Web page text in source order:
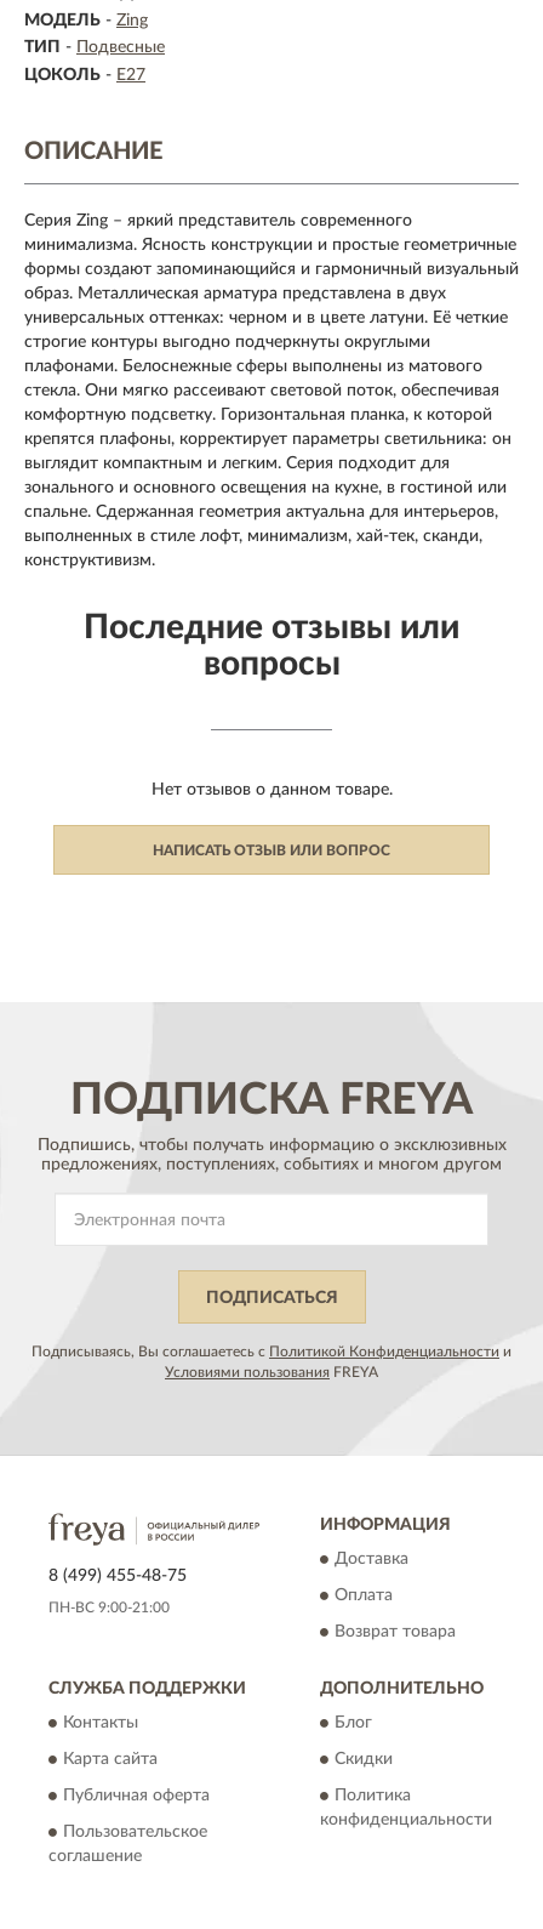
МОДЕЛЬ - Zing
ТИП -
Подвесные
ЦОКОЛЬ - E27
ОПИСАНИЕ
Серия Zing – яркий представитель современного
минимализма. Ясность конструкции и простые геометричные
формы создают запоминающийся и гармоничный визуальный
образ. Металлическая арматура представлена в двух
универсальных оттенках: черном и в цвете латуни. Её четкие
строгие контуры выгодно подчеркнуты округлыми
плафонами. Белоснежные сферы выполнены из матового
стекла. Они мягко рассеивают световой поток, обеспечивая
комфортную подсветку. Горизонтальная планка, к которой
крепятся плафоны, корректирует параметры светильника: он
выглядит компактным и легким. Серия подходит для
зонального и основного освещения на кухне, в гостиной или
спальне. Сдержанная геометрия актуальна для интерьеров,
выполненных в стиле лофт, минимализм, хай-тек, сканди,
конструктивизм.
Последние отзывы или
вопросы
Нет отзывов о данном товаре.
НАПИСАТЬ ОТЗЫВ ИЛИ ВОПРОС
ПОДПИСКА FREYA
Подпишись, чтобы получать информацию о эксклюзивных
предложениях, поступлениях, событиях и многом другом
ПОДПИСАТЬСЯ
Подписываясь, Вы соглашаетесь с Политикой Конфиденциальности и
Условиями пользования FREYA
8 (499) 455-48-75
ПН-ВС 9:00-21:00
ИНФОРМАЦИЯ
Доставка
Оплата
Возврат товара
СЛУЖБА ПОДДЕРЖКИ
Контакты
Карта сайта
Публичная оферта
Пользовательское
соглашение
ДОПОЛНИТЕЛЬНО
Блог
Скидки
Политика
конфиденциальности